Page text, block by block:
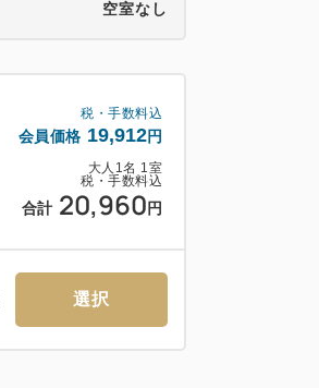
空室なし
税・手数料込
会員価格 19,912円
大人 1名 1室
税・手数料込
合計 20,960 円
選択